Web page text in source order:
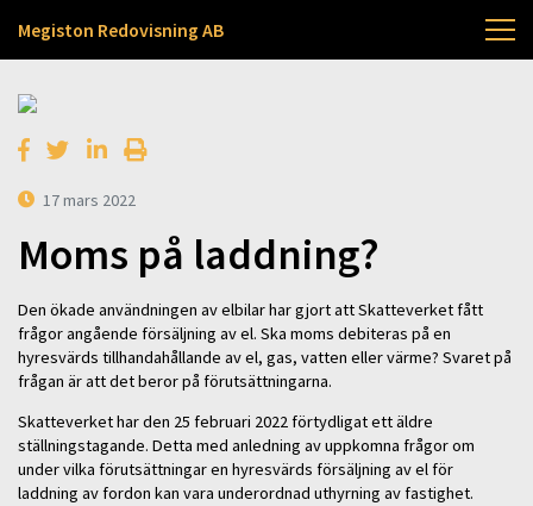
Megiston Redovisning AB
17 mars 2022
Moms på laddning?
Den ökade användningen av elbilar har gjort att Skatteverket fått
frågor angående försäljning av el. Ska moms debiteras på en
hyresvärds tillhandahållande av el, gas, vatten eller värme? Svaret på
frågan är att det beror på förutsättningarna.
Skatteverket har den 25 februari 2022 förtydligat ett äldre
ställningstagande. Detta med anledning av uppkomna frågor om
under vilka förutsättningar en hyresvärds försäljning av el för
laddning av fordon kan vara underordnad uthyrning av fastighet.